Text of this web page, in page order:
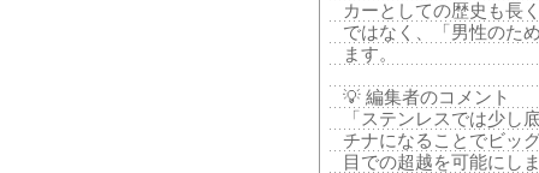
カーとしての歴史も長
ではなく、「男性のた
ます。
💡 編集者のコメント
「ステンレスでは少し
チナになることでビッ
目での超越を可能にし